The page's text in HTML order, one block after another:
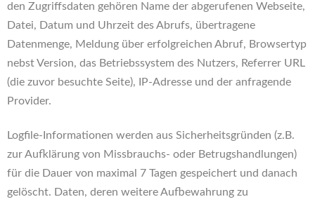
den Zugriffsdaten gehören Name der abgerufenen Webseite,
Datei, Datum und Uhrzeit des Abrufs, übertragene
Datenmenge, Meldung über erfolgreichen Abruf, Browsertyp
nebst Version, das Betriebssystem des Nutzers, Referrer URL
(die zuvor besuchte Seite), IP-Adresse und der anfragende
Provider.
Logfile-Informationen werden aus Sicherheitsgründen (z.B.
zur Aufklärung von Missbrauchs- oder Betrugshandlungen)
für die Dauer von maximal 7 Tagen gespeichert und danach
gelöscht. Daten, deren weitere Aufbewahrung zu